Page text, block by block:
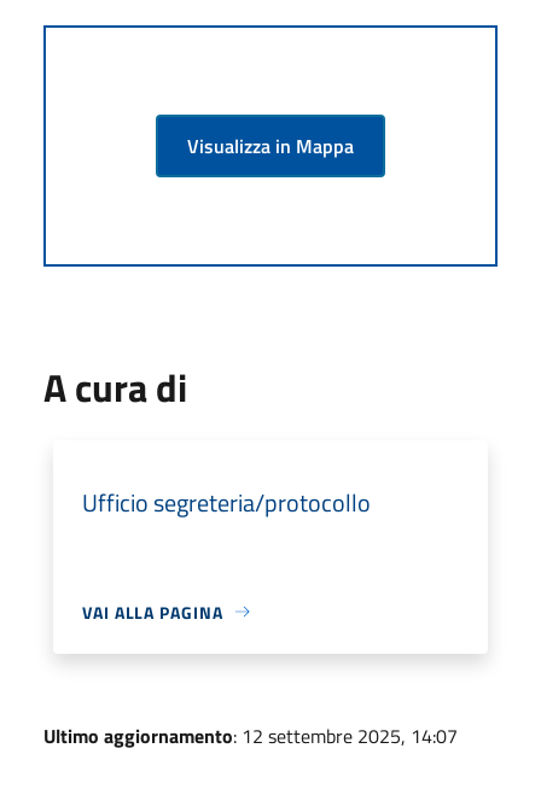
Visualizza in Mappa
A cura di
Ufficio segreteria/protocollo
VAI ALLA PAGINA
Ultimo aggiornamento: 12 settembre 2025, 14:07